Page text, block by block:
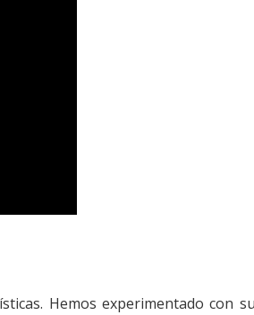
Hemos experimentado con